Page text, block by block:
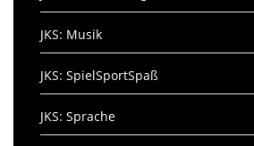
JKS: Musik
JKS: SpielSportSpaß
JKS: Sprache